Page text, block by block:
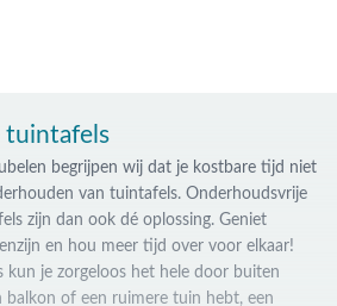
tuintafels
begrijpen wij dat je kostbare tijd niet
van tuintafels. Onderhoudsvrije
zijn dan ook dé oplossing. Geniet
en hou meer tijd over voor elkaar!
kun je zorgeloos het hele door buiten
balkon of een ruimere tuin hebt, een